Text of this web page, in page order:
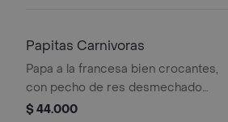
premium, piña artesanal en cubos,
queso costeño rallado y mezcla
crocante de papas que truena. la
triple amenaza del sabor callejero
¡pollo, chorizo y salchicha con todo el
Papitas Carnivoras
Papa a la francesa bien crocantes,
con pecho de res desmechado
bañado en salsa bbq, salsa animal,
$ 44.000